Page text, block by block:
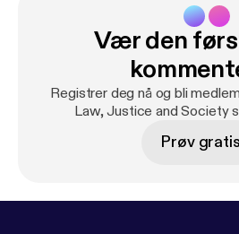
Vær den
Registrer deg nå og bli
Law, Justice and Society
Prøv gratis